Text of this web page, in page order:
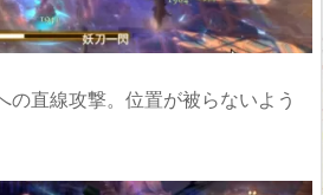
の直線攻撃。位置が被らないよう